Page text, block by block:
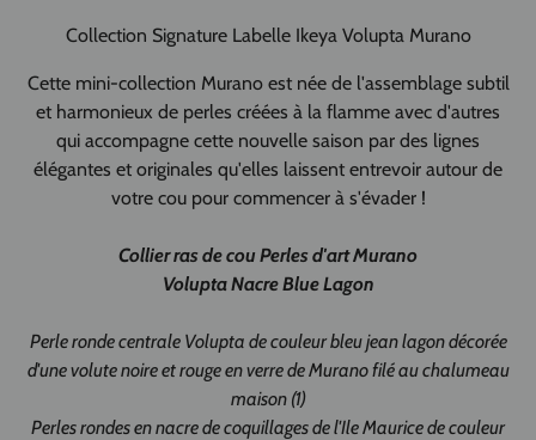
Collection Signature Labelle Ikeya Volupta Murano
Cette mini-collection Murano est née de l'assemblage subtil
et harmonieux de perles créées à la flamme avec d'autres
qui accompagne cette nouvelle saison par des lignes
élégantes et originales qu'elles laissent entrevoir autour de
votre cou pour commencer à s'évader !
Collier ras de cou Perles d'art Murano
Volupta Nacre Blue Lagon
Perle ronde centrale Volupta de couleur bleu jean lagon décorée
d'une volute noire et rouge en verre de Murano filé au chalumeau
maison (1)
Perles rondes en nacre de coquillages de l'Ile Maurice de couleur